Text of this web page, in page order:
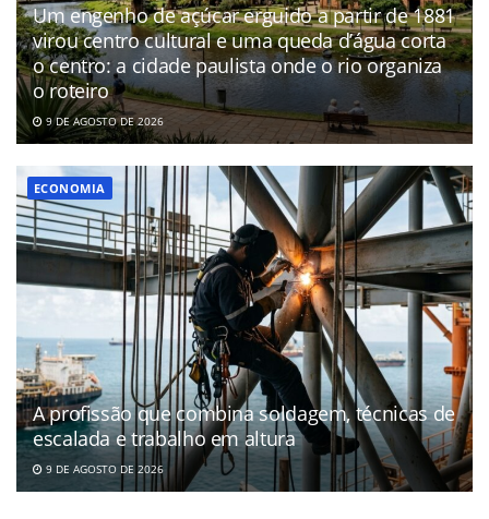
Um engenho de açúcar erguido a partir de 1881
virou centro cultural e uma queda d’água corta
o centro: a cidade paulista onde o rio organiza
o roteiro
9 DE AGOSTO DE 2026
ECONOMIA
A profissão que combina soldagem, técnicas de
escalada e trabalho em altura
9 DE AGOSTO DE 2026